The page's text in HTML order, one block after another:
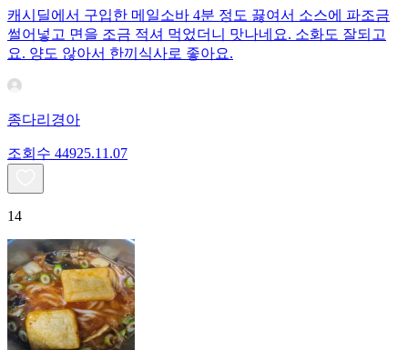
캐시딜에서 구입한 메일소바 4분 정도 끓여서 소스에 파조금
썰어넣고 면을 조금 적셔 먹었더니 맛나네요. 소화도 잘되고
요. 양도 않아서 한끼식사로 좋아요.
종다리경아
조회수 44925.11.07
14